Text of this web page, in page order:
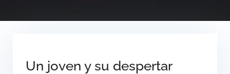
Un joven y su despertar